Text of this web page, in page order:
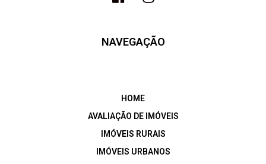
NAVEGAÇÃO
HOME
AVALIAÇÃO DE IMÓVEIS
IMÓVEIS RURAIS
IMÓVEIS URBANOS